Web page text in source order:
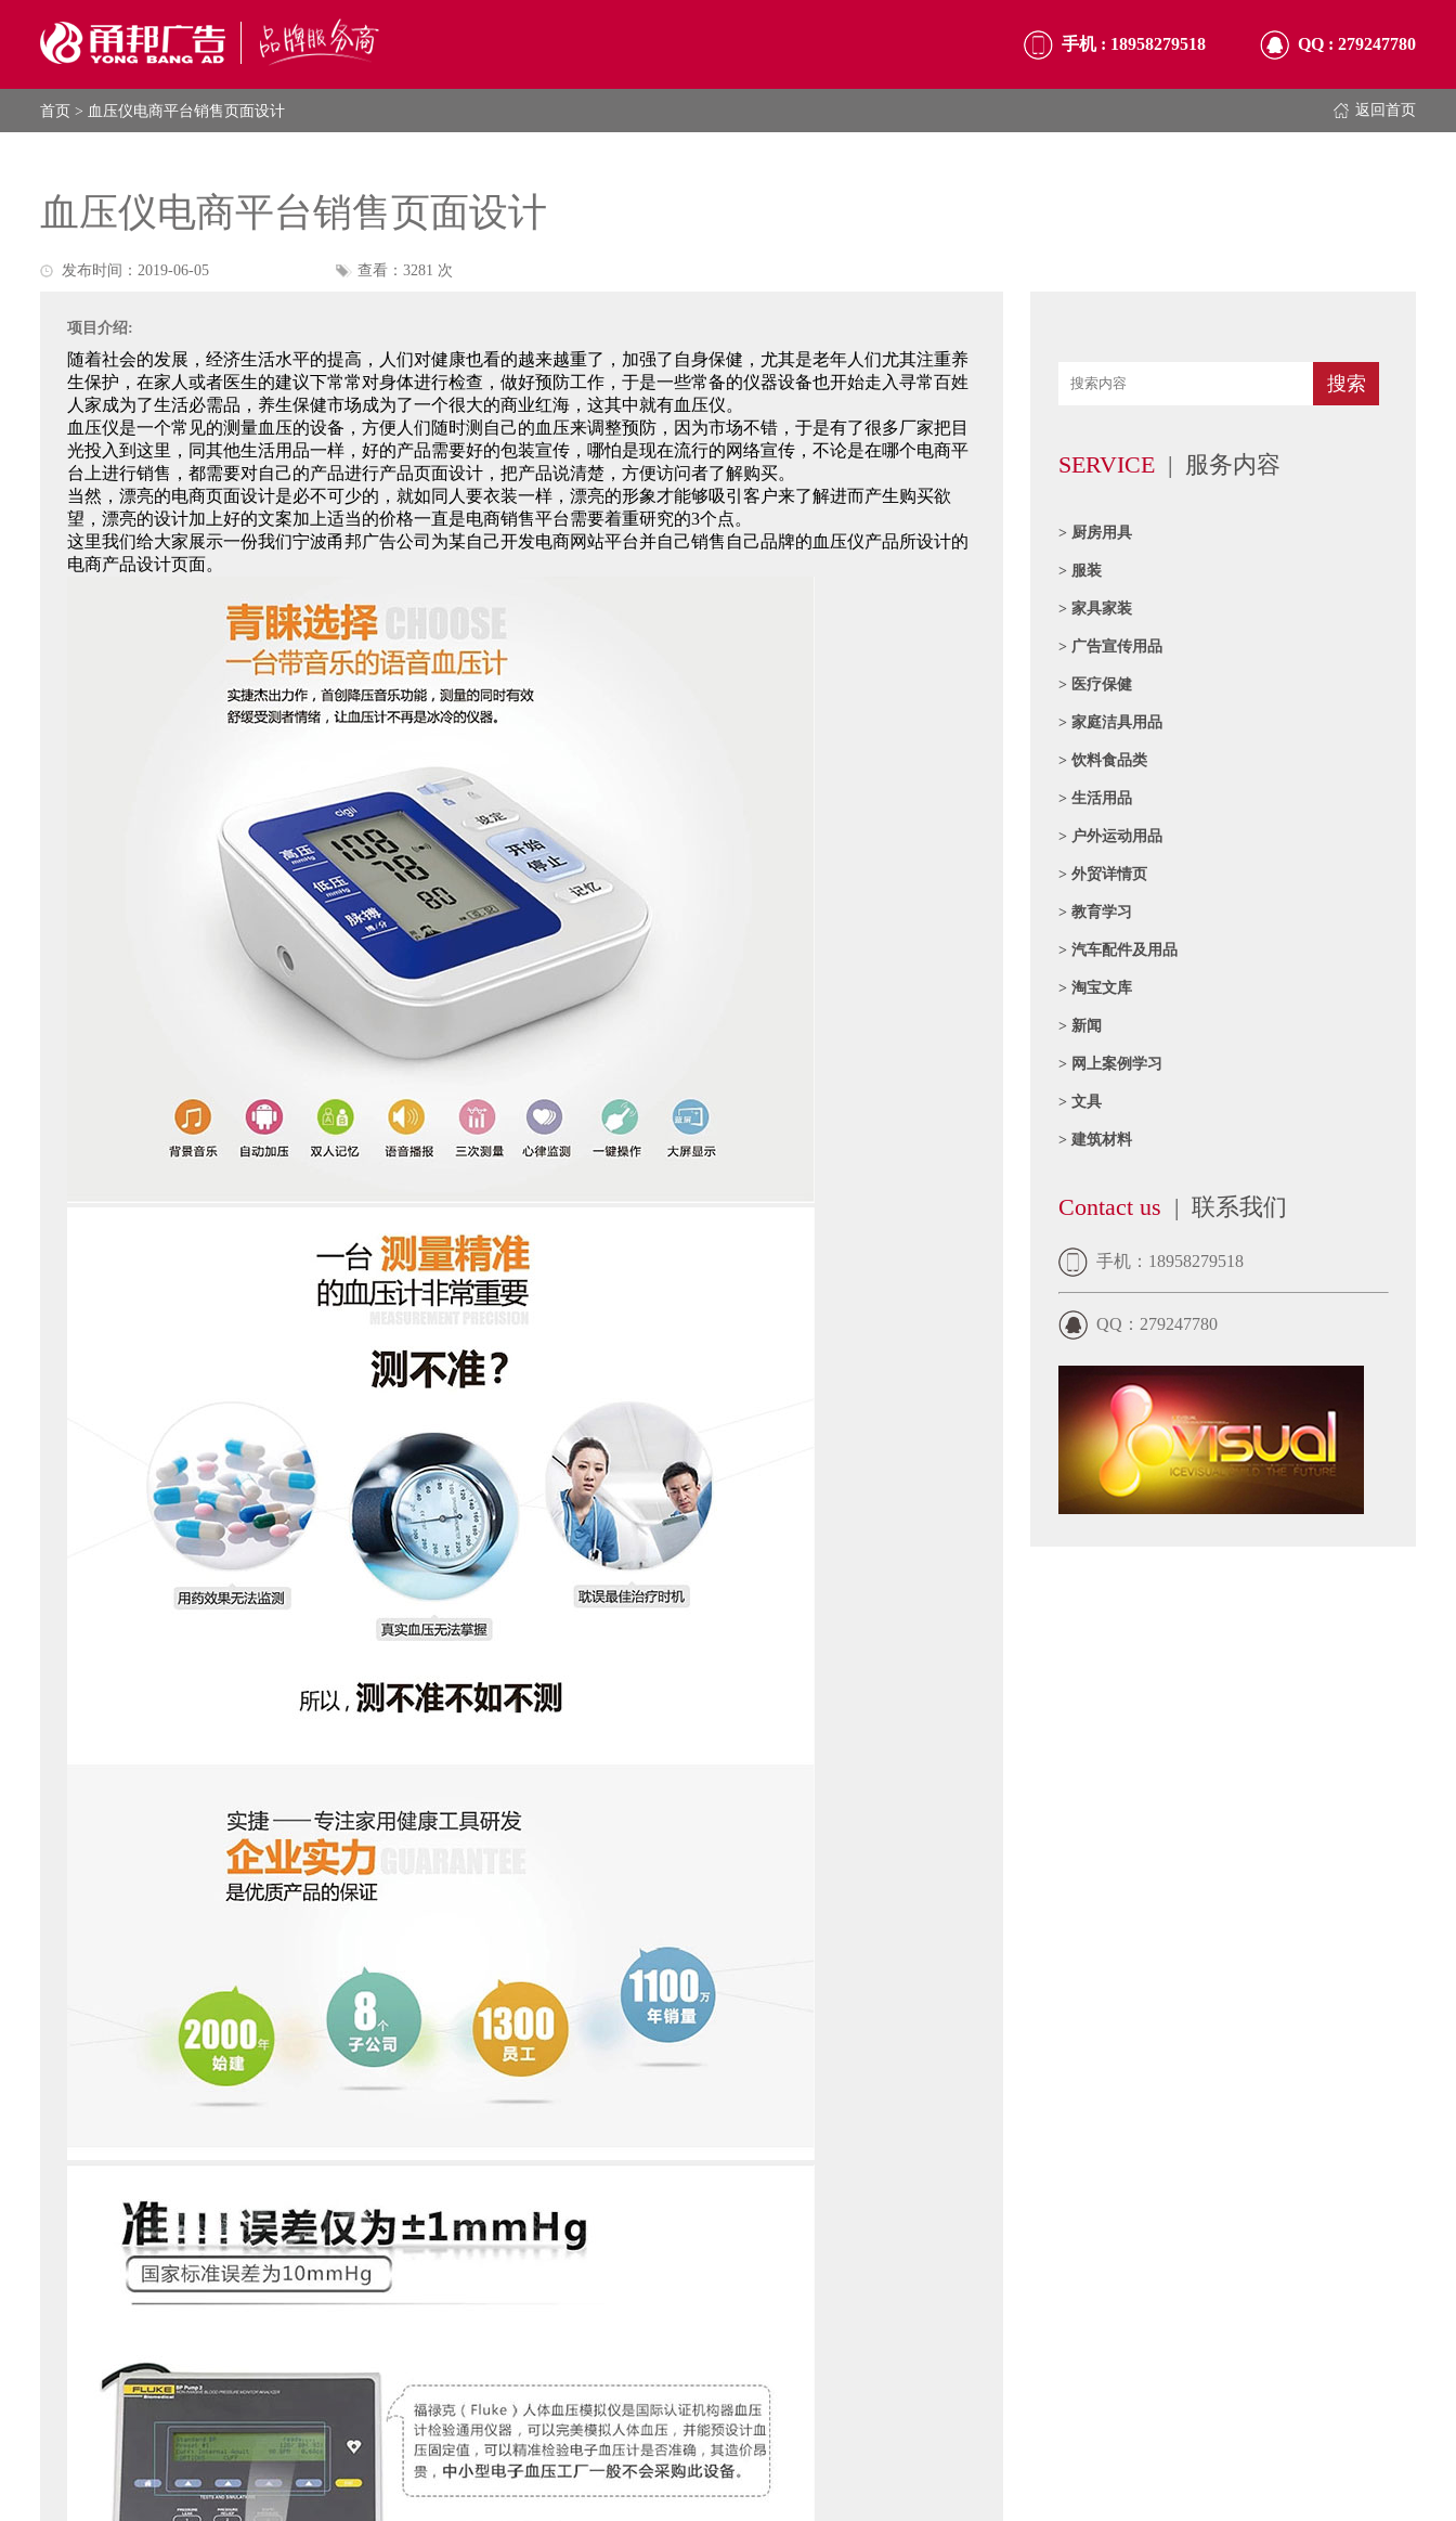
手机 : 18958279518 QQ : 279247780
首页 > 血压仪电商平台销售页面设计 返回首页
血压仪电商平台销售页面设计
发布时间：2019-06-05 查看：3281 次
项目介绍:
随着社会的发展，经济生活水平的提高，人们对健康也看的越来越重了，加强了自身保健，尤其是老年人们尤其注重养
生保护，在家人或者医生的建议下常常对身体进行检查，做好预防工作，于是一些常备的仪器设备也开始走入寻常百姓
人家成为了生活必需品，养生保健市场成为了一个很大的商业红海，这其中就有血压仪。
血压仪是一个常见的测量血压的设备，方便人们随时测自己的血压来调整预防，因为市场不错，于是有了很多厂家把目
光投入到这里，同其他生活用品一样，好的产品需要好的包装宣传，哪怕是现在流行的网络宣传，不论是在哪个电商平
台上进行销售，都需要对自己的产品进行产品页面设计，把产品说清楚，方便访问者了解购买。
当然，漂亮的电商页面设计是必不可少的，就如同人要衣装一样，漂亮的形象才能够吸引客户来了解进而产生购买欲
望，漂亮的设计加上好的文案加上适当的价格一直是电商销售平台需要着重研究的3个点。
这里我们给大家展示一份我们宁波甬邦广告公司为某自己开发电商网站平台并自己销售自己品牌的血压仪产品所设计的
电商产品设计页面。
SERVICE| 服务内容
> 厨房用具
> 服装
> 家具家装
> 广告宣传用品
> 医疗保健
> 家庭洁具用品
> 饮料食品类
> 生活用品
> 户外运动用品
> 外贸详情页
> 教育学习
> 汽车配件及用品
> 淘宝文库
> 新闻
> 网上案例学习
> 文具
> 建筑材料
Contact us | 联系我们
手机：18958279518
QQ：279247780